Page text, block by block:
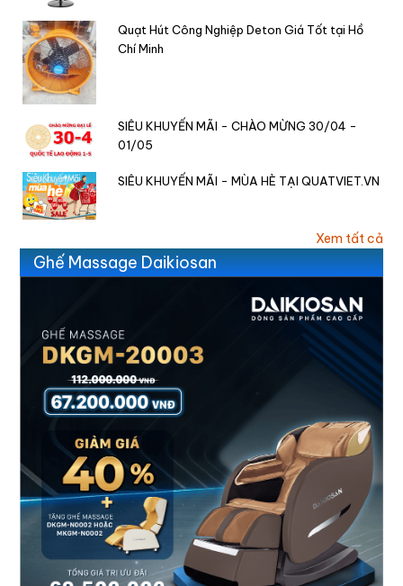
Quạt Hút Công Nghiệp Deton Giá Tốt tại Hồ
Chí Minh
SIÊU KHUYẾN MÃI - CHÀO MỪNG 30/04 -
01/05
SIÊU KHUYẾN MÃI - MÙA HÈ TẠI QUATVIET.VN
Xem tất cả
Ghế Massage Daikiosan